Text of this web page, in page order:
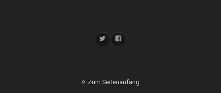
Zum Seitenanfang